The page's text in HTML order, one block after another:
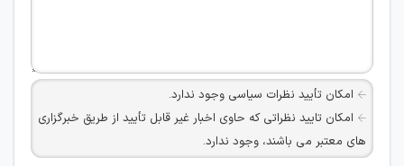
امکان تأیید نظرات سیاسی وجود ندارد.
امکان تایید نظراتی که حاوی اخبار غیر قابل تأیید از طریق خبرگزاری
های معتبر می باشند، وجود ندارد.